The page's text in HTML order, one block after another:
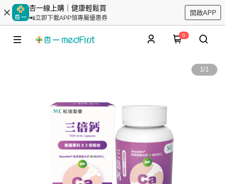
杏一線上購｜健康輕鬆買
📲立即下載APP領專屬優惠券
開啟APP
0
1/1